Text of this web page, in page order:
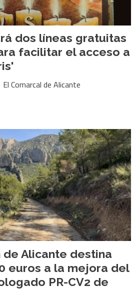
dos líneas gratuitas
facilitar el acceso a
El Comarcal de Alicante
de Alicante destina
euros a la mejora del
PR-CV2 de